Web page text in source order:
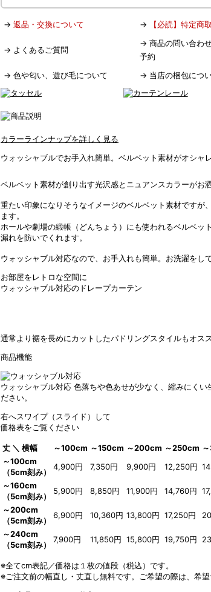
→ 返品・交換について → 【必読】特定商
→ よくあるご質問
→ 商品の問い合わ
予約
→ 色や匂い、遊び毛について → 当店の梱包につ
カラーラインナップを詳しく見る
ウォッシャブルでお手入れ簡単。ベルベット素材がオシャ
ベルベット素材が創り出す光沢感とニュアンスカラーがお
重たい印象になりそうなイメージのベルベット素材です
ます。
ホールや劇場の緞帳（どんちょう）にも使われるベルベ
漏れを防いでくれます。
ウォッシャブル対応なので、お手入れも簡単。お洗濯をし
お部屋をレトロな空間に
ウォッシャブル対応のドレープカーテン
通常より裾を長めにカットしたパドリングスタイルもオスス
商品機能
ウォッシャブル対応 色落ちや色あせが少なく、縮みにく
ださい。
右へスワイプ（スライド）して
価格表をご覧ください
丈 ＼ 横幅 ～100cm ～150cm ～200cm ～250cm
～100cm
（5cm刻み）
4,900円 7,350円 9,900円 12,250円
～160cm
（5cm刻み）
5,900円 8,850円 11,900円 14,760円
～200cm
（5cm刻み）
6,900円 10,360円 13,800円 17,250円
～240cm
（5cm刻み）
7,900円 11,850円 15,800円 19,750円
※全てcm表記／価格は１枚の値段（税込）です。
※ご注文前の幅直し・丈直し無料です。ご希望の際は、希望